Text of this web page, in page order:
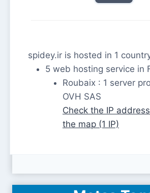
spidey.ir is hosted in 1
5 web hosting service in
Roubaix : 1 server
OVH SAS
Check the IP
the map (1 IP)